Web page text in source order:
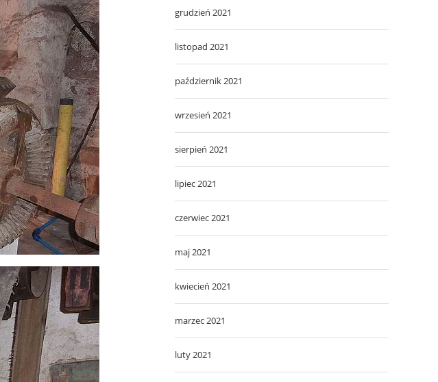
grudzień 2021
listopad 2021
październik 2021
wrzesień 2021
sierpień 2021
lipiec 2021
czerwiec 2021
maj 2021
kwiecień 2021
marzec 2021
luty 2021